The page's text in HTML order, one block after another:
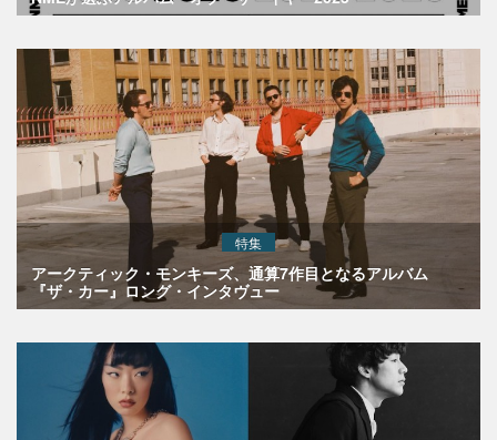
特集
アークティック・モンキーズ、通算7作目となるアルバム
『ザ・カー』ロング・インタヴュー